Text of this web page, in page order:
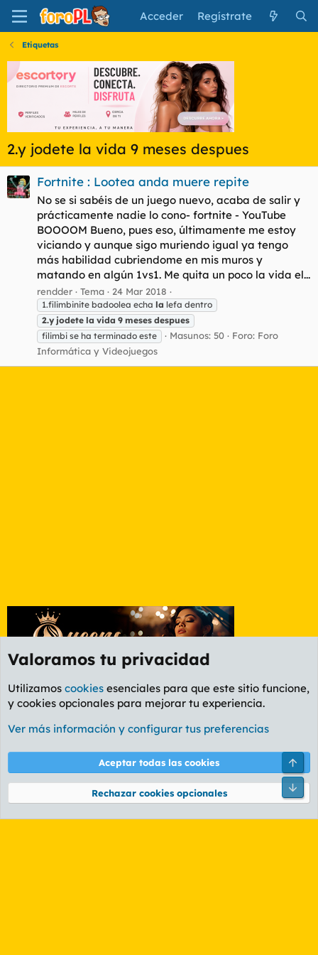
Acceder Regístrate
Etiquetas
2.y jodete la vida 9 meses despues
Fortnite : Lootea anda muere repite
No se si sabéis de un juego nuevo, acaba de salir y
prácticamente nadie lo cono- fortnite - YouTube
BOOOOM Bueno, pues eso, últimamente me estoy
viciando y aunque sigo muriendo igual ya tengo
más habilidad cubriendome en mis muros y
matando en algún 1vs1. Me quita un poco la vida el...
rendder Tema 24 Mar 2018
1.filimbinite badoolea echa la lefa dentro
2.y jodete la vida 9 meses despues
filimbi se ha terminado este
Masunos: 50 Foro: Foro
Informática y Videojuegos
Etiquetas
Cookies
PL OLDSTYLE AMARILLO
Términos y reglas Política de privacidad Ayuda
Community platform by XenForo® © 2010-2026 XenForo Ltd.
Valoramos tu privacidad
Utilizamos cookies esenciales para que este sitio funcione,
y cookies opcionales para mejorar tu experiencia.
Ver más información y configurar tus preferencias
Aceptar todas las cookies
Rechazar cookies opcionales
Pie